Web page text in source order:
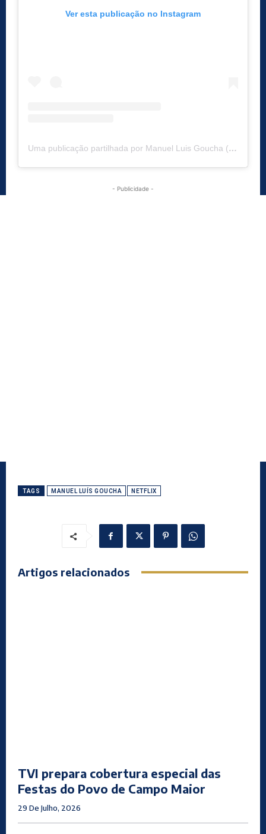
Ver esta publicação no Instagram
Uma publicação partilhada por Manuel Luis Goucha (@mlgoucha)
- Publicidade -
TAGS MANUEL LUÍS GOUCHA NETFLIX
Artigos relacionados
TVI prepara cobertura especial das
Festas do Povo de Campo Maior
29 De Julho, 2026